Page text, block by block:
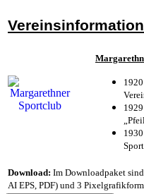
Download: Im Downloadpaket
AI EPS, PDF) und 3